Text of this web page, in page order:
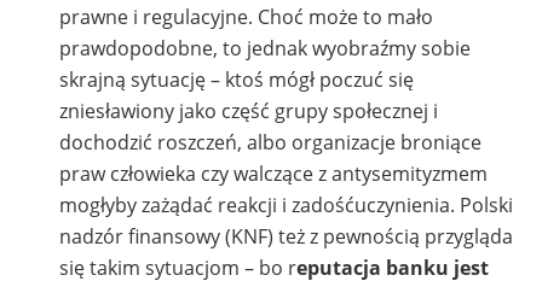
prawne i regulacyjne. Choć może to mało
prawdopodobne, to jednak wyobraźmy sobie
skrajną sytuację – ktoś mógł poczuć się
zniesławiony jako część grupy społecznej i
dochodzić roszczeń, albo organizacje broniące
praw człowieka czy walczące z antysemityzmem
mogłyby zażądać reakcji i zadośćuczynienia. Polski
nadzór finansowy (KNF) też z pewnością przygląda
się takim sytuacjom – bo reputacja banku jest